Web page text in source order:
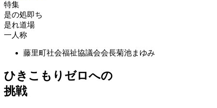
特集
是の処即ち
是れ道場
一人称
藤里町社会福祉協議会会長菊池まゆみ
ひきこもりゼロへの
挑戦